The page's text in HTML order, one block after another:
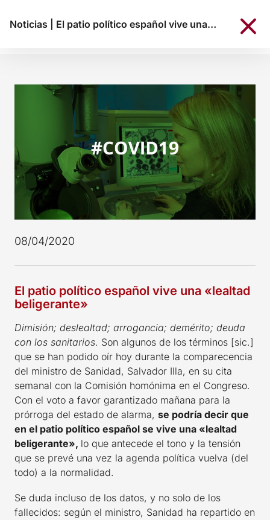
Noticias El patio político español vive una «lealtad beligerante»
08/04/2020
El patio político español vive una «lealtad
beligerante»
Dimisión; deslealtad; arrogancia; demérito; deuda
con los sanitarios. Son algunos de los términos [sic.]
que se han podido oír hoy durante la comparecencia
del ministro de Sanidad, Salvador Illa, en su cita
semanal con la Comisión homónima en el Congreso.
Con el voto a favor garantizado mañana para la
prórroga del estado de alarma, se podría decir que
en el patio político español se vive una «lealtad
beligerante», lo que antecede el tono y la tensión
que se prevé una vez la agenda política vuelva (del
todo) a la normalidad.
Se duda incluso de los datos, y no solo de los
fallecidos: según el ministro, Sanidad ha repartido en